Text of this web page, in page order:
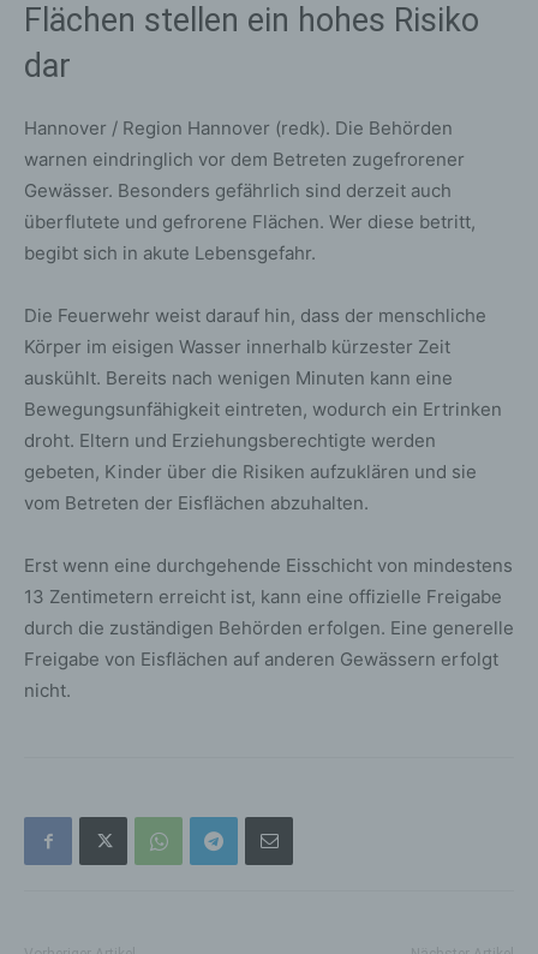
Flächen stellen ein hohes Risiko
dar
Hannover / Region Hannover (redk). Die Behörden
warnen eindringlich vor dem Betreten zugefrorener
Gewässer. Besonders gefährlich sind derzeit auch
überflutete und gefrorene Flächen. Wer diese betritt,
begibt sich in akute Lebensgefahr.
Die Feuerwehr weist darauf hin, dass der menschliche
Körper im eisigen Wasser innerhalb kürzester Zeit
auskühlt. Bereits nach wenigen Minuten kann eine
Bewegungsunfähigkeit eintreten, wodurch ein Ertrinken
droht. Eltern und Erziehungsberechtigte werden
gebeten, Kinder über die Risiken aufzuklären und sie
vom Betreten der Eisflächen abzuhalten.
Erst wenn eine durchgehende Eisschicht von mindestens
13 Zentimetern erreicht ist, kann eine offizielle Freigabe
durch die zuständigen Behörden erfolgen. Eine generelle
Freigabe von Eisflächen auf anderen Gewässern erfolgt
nicht.